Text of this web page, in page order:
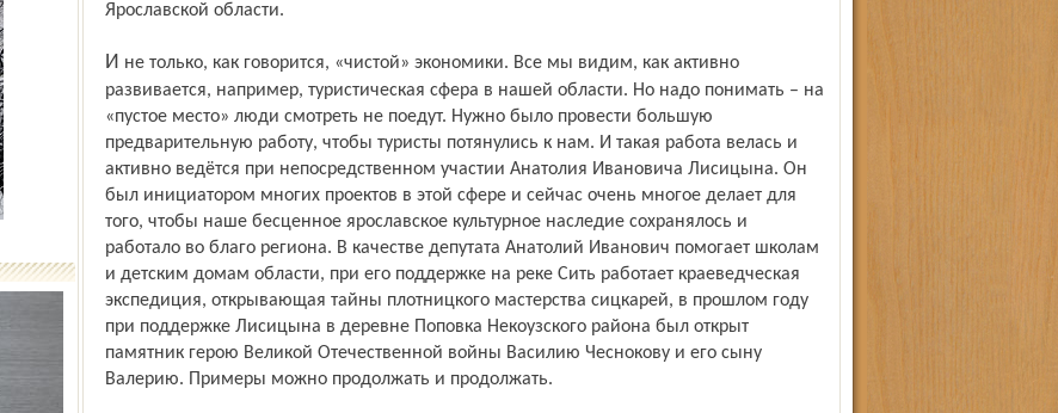
Ярославской области.
И не только, как говорится, «чистой» экономики. Все мы видим, как активно
развивается, например, туристическая сфера в нашей области. Но надо понимать – на
«пустое место» люди смотреть не поедут. Нужно было провести большую
предварительную работу, чтобы туристы потянулись к нам. И такая работа велась и
активно ведётся при непосредственном участии Анатолия Ивановича Лисицына. Он
был инициатором многих проектов в этой сфере и сейчас очень многое делает для
того, чтобы наше бесценное ярославское культурное наследие сохранялось и
работало во благо региона. В качестве депутата Анатолий Иванович помогает школам
и детским домам области, при его поддержке на реке Сить работает краеведческая
экспедиция, открывающая тайны плотницкого мастерства сицкарей, в прошлом году
при поддержке Лисицына в деревне Поповка Некоузского района был открыт
памятник герою Великой Отечественной войны Василию Чеснокову и его сыну
Валерию. Примеры можно продолжать и продолжать.